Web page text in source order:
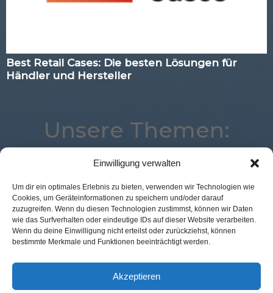
Einwilligung verwalten
Um dir ein optimales Erlebnis zu bieten, verwenden wir Technologien wie
Cookies, um Geräteinformationen zu speichern und/oder darauf
zuzugreifen. Wenn du diesen Technologien zustimmst, können wir Daten
wie das Surfverhalten oder eindeutige IDs auf dieser Website verarbeiten.
Wenn du deine Einwilligung nicht erteilst oder zurückziehst, können
bestimmte Merkmale und Funktionen beeinträchtigt werden.
Akzeptieren
Best Retail Cases: Die besten Lösungen für
Händler und Hersteller
Unsere Themen:
Studie Digital Voice Payment
Commerce
eCommerce
Marketing
Advertising
Best Retail Cases
Kassenlose Läden
Mobile
Analytics
POS Connect
Augmented Reality
Location